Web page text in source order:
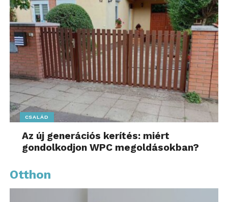
CSALÁD
Az új generációs kerítés: miért
gondolkodjon WPC megoldásokban?
Otthon